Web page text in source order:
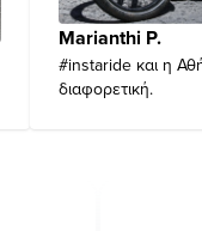
Marianthi P.
#instaride και η
διαφορετική.